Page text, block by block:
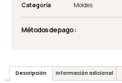
Categoría
Moldes
Métodos de pago :
Descripción Información adicional